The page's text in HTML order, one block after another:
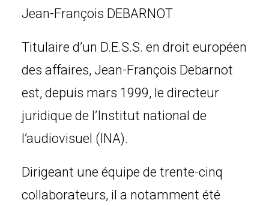
Jean-François DEBARNOT
Titulaire d’un D.E.S.S. en droit européen
des affaires, Jean-François Debarnot
est, depuis mars 1999, le directeur
juridique de l’Institut national de
l’audiovisuel (INA).
Dirigeant une équipe de trente-cinq
collaborateurs, il a notamment été